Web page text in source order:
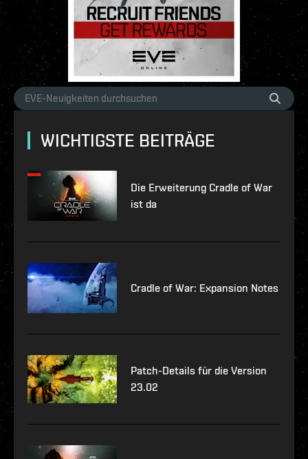
WICHTIGSTE BEITRÄGE
Die Erweiterung Cradle of War
ist da
Cradle of War: Expansion Notes
Patch-Details für die Version
23.02